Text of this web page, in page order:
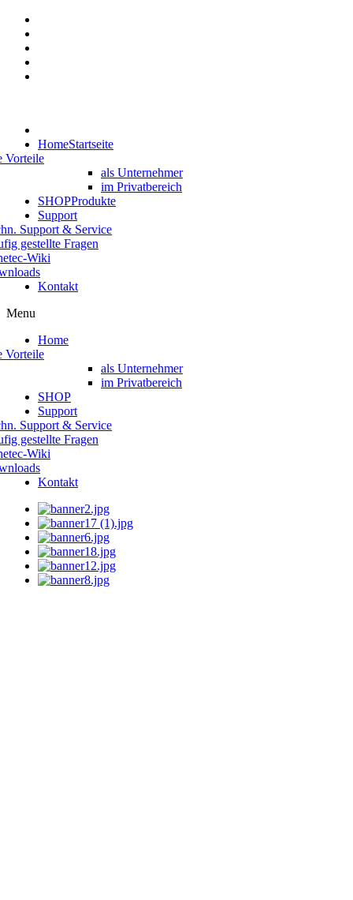
HomeStartseite
Vorteile
als Unternehmer
im Privatbereich
SHOPProdukte
Support
Support & Service
gestellte Fragen
Wiki
Kontakt
Menu
Home
Vorteile
als Unternehmer
im Privatbereich
SHOP
Support
Support & Service
gestellte Fragen
Wiki
Kontakt